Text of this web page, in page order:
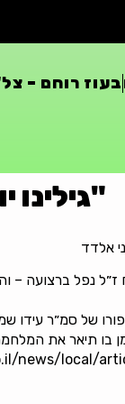
בעוז רוחם –
"גילינו
אלדד
נפל ברצועה –
של סמ״ר עידו
בו תיאר את
news/local/